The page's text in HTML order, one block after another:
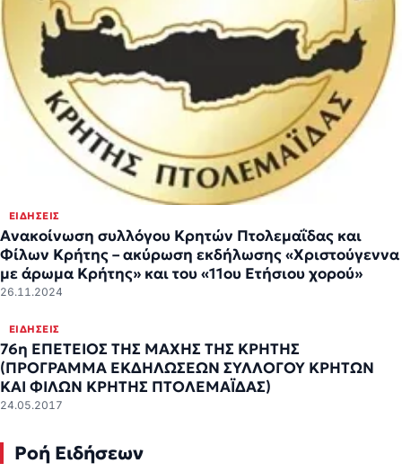
ΕΙΔΉΣΕΙΣ
Ανακοίνωση συλλόγου Κρητών Πτολεμαΐδας και
Φίλων Κρήτης – ακύρωση εκδήλωσης «Χριστούγεννα
με άρωμα Κρήτης» και του «11ου Ετήσιου χορού»
26.11.2024
ΕΙΔΉΣΕΙΣ
76η ΕΠΕΤΕΙΟΣ ΤΗΣ ΜΑΧΗΣ ΤΗΣ ΚΡΗΤΗΣ
(ΠΡΟΓΡΑΜΜΑ ΕΚΔΗΛΩΣΕΩΝ ΣΥΛΛΟΓΟΥ ΚΡΗΤΩΝ
ΚΑΙ ΦΙΛΩΝ ΚΡΗΤΗΣ ΠΤΟΛΕΜΑΪΔΑΣ)
24.05.2017
Ροή Ειδήσεων